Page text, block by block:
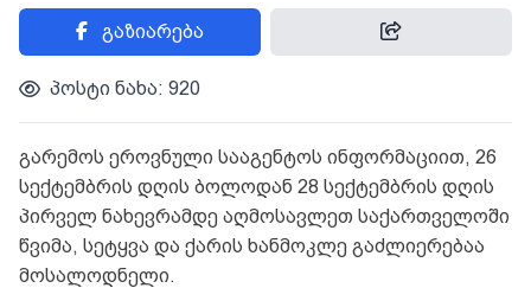
გაზიარება
პოსტი ნახა: 920
გარემოს ეროვნული სააგენტოს ინფორმაციით, 26
სექტემბრის დღის ბოლოდან 28 სექტემბრის დღის
პირველ ნახევრამდე აღმოსავლეთ საქართველოში
წვიმა, სეტყვა და ქარის ხანმოკლე გაძლიერებაა
მოსალოდნელი.